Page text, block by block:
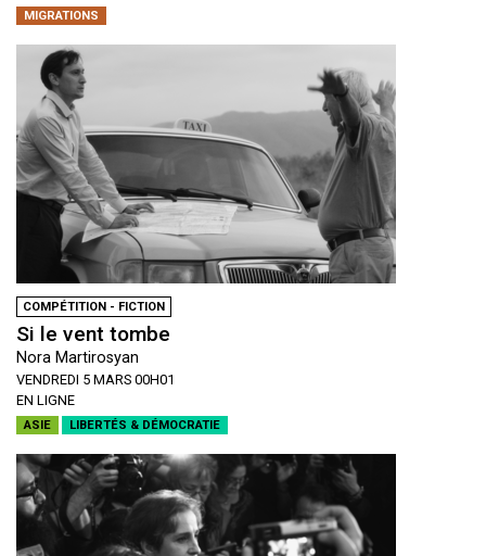
MIGRATIONS
COMPÉTITION - FICTION
Si le vent tombe
Nora Martirosyan
VENDREDI 5 MARS 00H01
EN LIGNE
ASIE LIBERTÉS & DÉMOCRATIE